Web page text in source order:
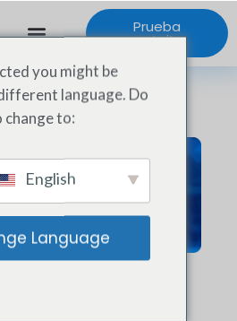
Prueba
gratuita
de
On
you might be
language. Do
to:
English
Language